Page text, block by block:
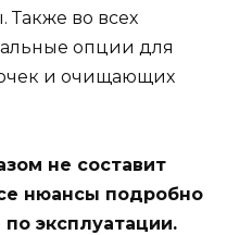
во всех
опции для
и очищающих
не составит
нюансы подробно
эксплуатации.